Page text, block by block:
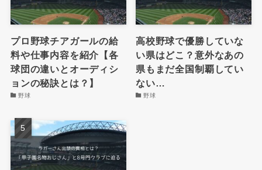
プロ野球チアガールの給
料や仕事内容を紹介【各
球団の違いとオーディシ
ョンの秘訣とは？】
野球
高校野球で優勝していな
い県はどこ？意外なあの
県もまだ全国制覇してい
ない…
野球